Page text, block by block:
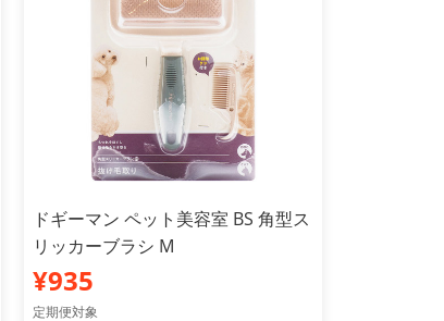
ドギーマン ペット美容室 BS 角型ス
リッカーブラシ M
¥935
定期便対象